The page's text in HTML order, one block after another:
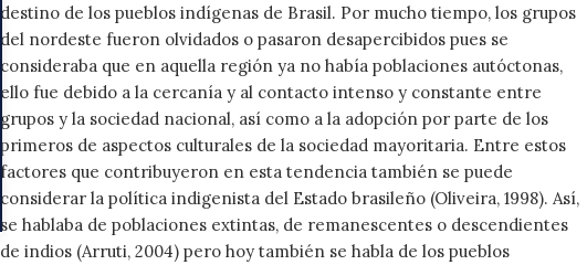
destino de los pueblos indígenas de Brasil. Por mucho tiempo, los grupos
del nordeste fueron olvidados o pasaron desapercibidos pues se
consideraba que en aquella región ya no había poblaciones autóctonas,
ello fue debido a la cercanía y al contacto intenso y constante entre
grupos y la sociedad nacional, así como a la adopción por parte de los
primeros de aspectos culturales de la sociedad mayoritaria. Entre estos
factores que contribuyeron en esta tendencia también se puede
considerar la política indigenista del Estado brasileño (Oliveira, 1998). Así,
se hablaba de poblaciones extintas, de remanescentes o descendientes
de indios (Arruti, 2004) pero hoy también se habla de los pueblos